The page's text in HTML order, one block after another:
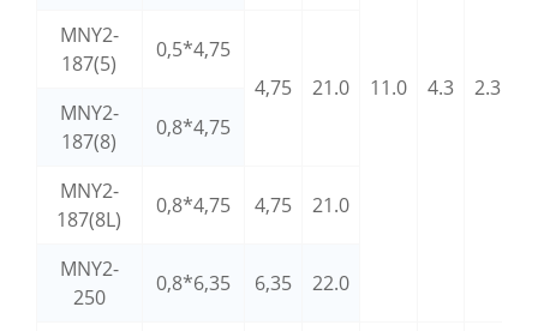
11.0 4.3 2.3
MNY2-
187(5)
0,5*4,75
4,75
21.0
MNY2-
187(8)
0,8*4,75
MNY2-
187(8L)
0,8*4,75 4,75 21.0
MNY2-
250
0,8*6,35 6,35 22.0